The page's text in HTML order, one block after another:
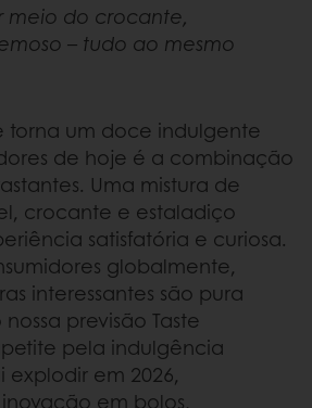
meio do crocante,
– tudo ao mesmo
torna um doce indulgente
de hoje é a combinação
Uma mistura de
crocante e estaladiço
satisfatória e curiosa.
globalmente,
interessantes são pura
previsão Taste
pela indulgência
explodir em 2026,
em bolos,